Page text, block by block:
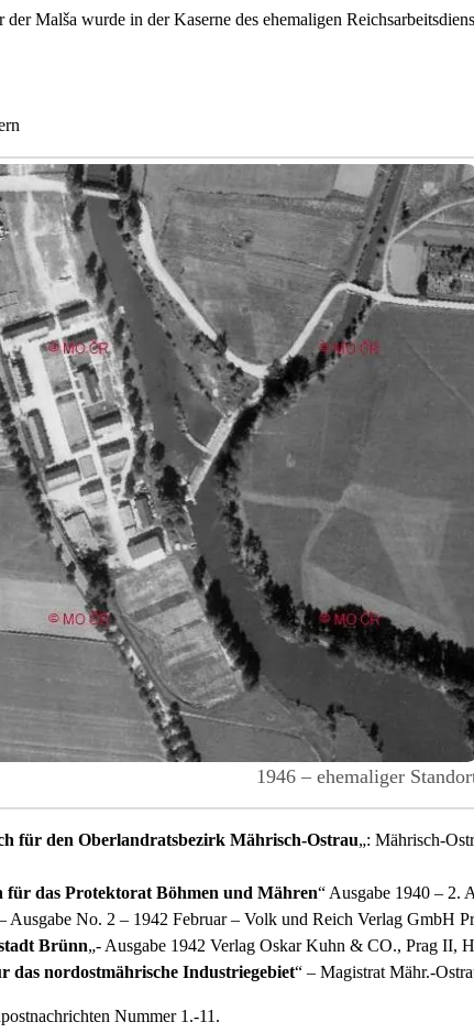
Malša wurde in der Kaserne des ehemaligen
1946 – ehemaliger
für den Oberlandratsbezirk Mährisch-Ostrau„: Mährisch-
für das Protektorat Böhmen und Mähren“ Ausgabe 1940 – 2.
Ausgabe No. 2 – 1942 Februar – Volk und Reich Verlag GmbH
Brünn„- Ausgabe 1942 Verlag Oskar Kuhn & CO., Prag II,
das nordostmährische Industriegebiet“ – Magistrat Mähr.-
Nummer 1.-11.